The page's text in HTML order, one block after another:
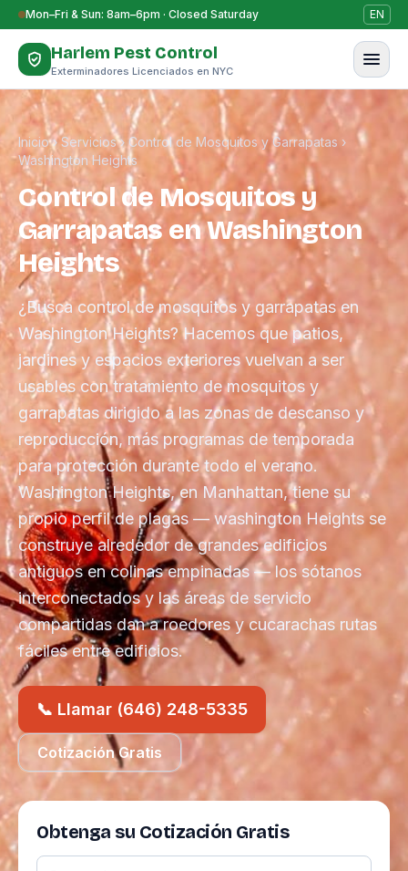
Saltar al contenido
Mon–Fri & Sun: 8am–6pm · Closed Saturday EN
Harlem Pest Control
Exterminadores Licenciados en NYC
Inicio›Servicios›Control de Mosquitos y Garrapatas ›
Washington Heights
Control de Mosquitos y
Garrapatas en Washington
Heights
¿Busca control de mosquitos y garrapatas en
Washington Heights? Hacemos que patios,
jardines y espacios exteriores vuelvan a ser
usables con tratamiento de mosquitos y
garrapatas dirigido a las zonas de descanso y
reproducción, más programas de temporada
para protección durante todo el verano.
Washington Heights, en Manhattan, tiene su
propio perfil de plagas — washington Heights se
construye alrededor de grandes edificios
antiguos en colinas empinadas — los sótanos
interconectados y las áreas de servicio
compartidas dan a roedores y cucarachas rutas
fáciles entre edificios.
📞 Llamar (646) 248-5335
Cotización Gratis
Obtenga su Cotización Gratis